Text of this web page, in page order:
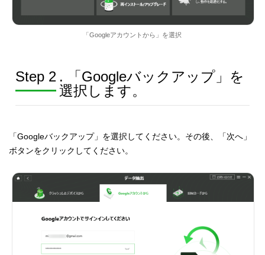
「Googleアカウントから」を選択
Step 2 . 「Googleバックアップ」を
選択します。
「Googleバックアップ」を選択してください。その後、「次へ」
ボタンをクリックしてください。